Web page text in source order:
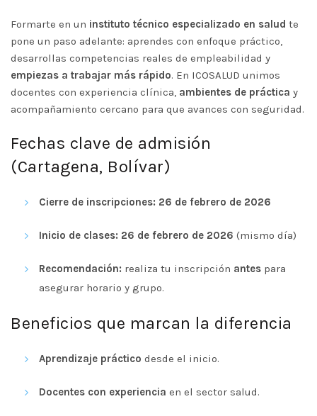
Formarte en un instituto técnico especializado en salud te
pone un paso adelante: aprendes con enfoque práctico,
desarrollas competencias reales de empleabilidad y
empiezas a trabajar más rápido. En ICOSALUD unimos
docentes con experiencia clínica, ambientes de práctica y
acompañamiento cercano para que avances con seguridad.
Fechas clave de admisión
(Cartagena, Bolívar)
Cierre de inscripciones: 26 de febrero de 2026
Inicio de clases: 26 de febrero de 2026 (mismo día)
Recomendación: realiza tu inscripción antes para
asegurar horario y grupo.
Beneficios que marcan la diferencia
Aprendizaje práctico desde el inicio.
Docentes con experiencia en el sector salud.